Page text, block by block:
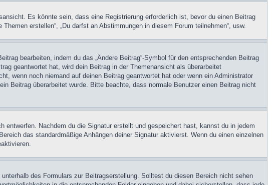
Es könnte sein, dass eine Registrierung erforderlich ist, bevor du einen Beitrag
erstellen“, „Du darfst an Abstimmungen in diesem Forum teilnehmen“, usw.
bearbeiten, indem du das „Ändere Beitrag“-Symbol für den entsprechenden Beitrag
geantwortet hat, wird dein Beitrag in der Themenansicht als überarbeitet
wenn noch niemand auf deinen Beitrag geantwortet hat oder wenn ein Administrator
Beitrag überarbeitet wurde. Bitte beachte, dass normale Benutzer einen Beitrag nicht
Nachdem du die Signatur erstellt und gespeichert hast, kannst du in jedem
das standardmäßige Anhängen deiner Signatur aktivierst. Wenn du einen einzelnen
des Formulars zur Beitragserstellung. Solltest du diesen Bereich nicht sehen